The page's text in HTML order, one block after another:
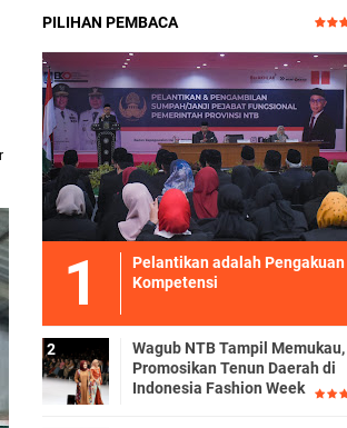
PILIHAN PEMBACA
Pelantikan adalah Pengakuan
Kompetensi
Wagub NTB Tampil Memukau,
Promosikan Tenun Daerah di
Indonesia Fashion Week